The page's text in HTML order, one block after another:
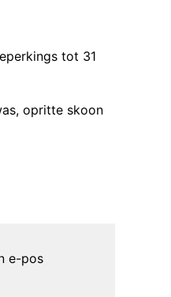
tot 31
opritte skoon
e-pos